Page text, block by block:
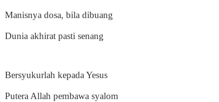
Manisnya dosa, bila dibuang
Dunia akhirat pasti senang
Bersyukurlah kepada Yesus
Putera Allah pembawa syalom